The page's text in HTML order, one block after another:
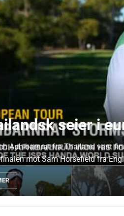
seier i
Aphibarnrat fra Thailand vant
mot Sam Horsefield fra